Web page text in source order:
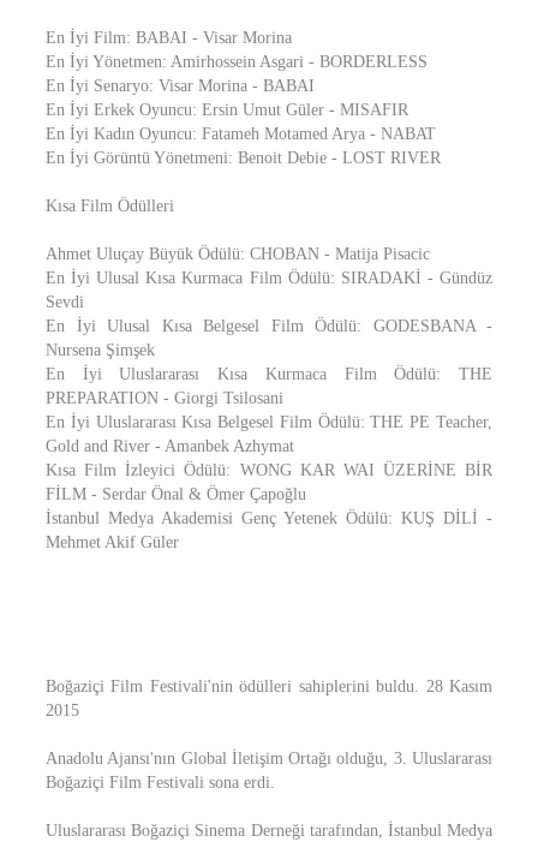
En İyi Film: BABAI - Visar Morina
En İyi Yönetmen: Amirhossein Asgari - BORDERLESS
En İyi Senaryo: Visar Morina - BABAI
En İyi Erkek Oyuncu: Ersin Umut Güler - MISAFIR
En İyi Kadın Oyuncu: Fatameh Motamed Arya - NABAT
En İyi Görüntü Yönetmeni: Benoit Debie - LOST RIVER
Kısa Film Ödülleri
Ahmet Uluçay Büyük Ödülü: CHOBAN - Matija Pisacic
En İyi Ulusal Kısa Kurmaca Film Ödülü: SIRADAKİ - Gündüz
Sevdi
En İyi Ulusal Kısa Belgesel Film Ödülü: GODESBANA -
Nursena Şimşek
En İyi Uluslararası Kısa Kurmaca Film Ödülü: THE
PREPARATION - Giorgi Tsilosani
En İyi Uluslararası Kısa Belgesel Film Ödülü: THE PE Teacher,
Gold and River - Amanbek Azhymat
Kısa Film İzleyici Ödülü: WONG KAR WAI ÜZERİNE BİR
FİLM - Serdar Önal & Ömer Çapoğlu
İstanbul Medya Akademisi Genç Yetenek Ödülü: KUŞ DİLİ -
Mehmet Akif Güler
Boğaziçi Film Festivali'nin ödülleri sahiplerini buldu. 28 Kasım
2015
Anadolu Ajansı'nın Global İletişim Ortağı olduğu, 3. Uluslararası
Boğaziçi Film Festivali sona erdi.
Uluslararası Boğaziçi Sinema Derneği tarafından, İstanbul Medya